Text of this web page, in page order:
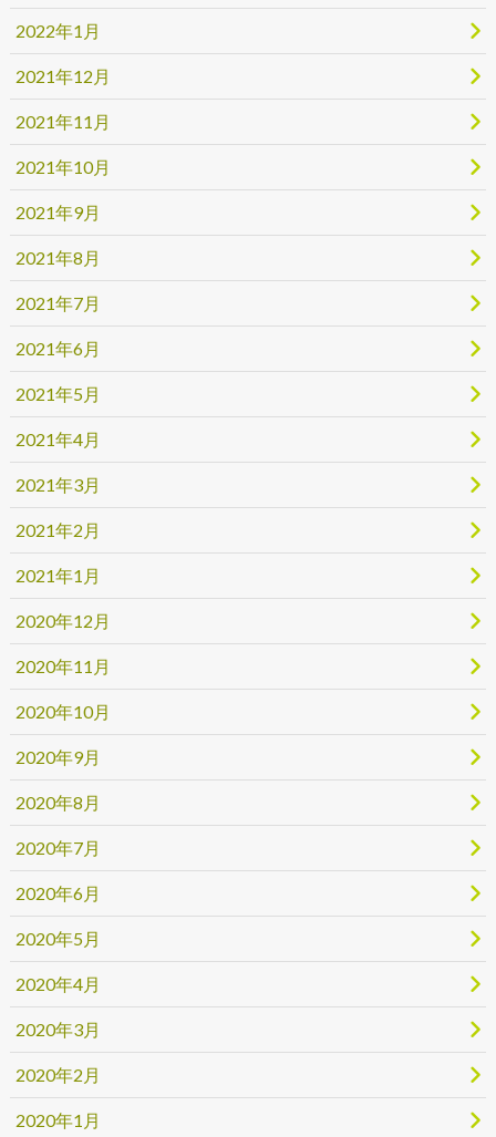
2022年1月
2021年12月
2021年11月
2021年10月
2021年9月
2021年8月
2021年7月
2021年6月
2021年5月
2021年4月
2021年3月
2021年2月
2021年1月
2020年12月
2020年11月
2020年10月
2020年9月
2020年8月
2020年7月
2020年6月
2020年5月
2020年4月
2020年3月
2020年2月
2020年1月